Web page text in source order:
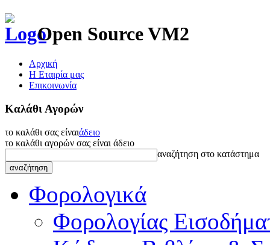
Open Source VM2
Αρχική
Η Εταιρία μας
Επικοινωνία
Καλάθι Αγορών
το καλάθι σας είναιάδειο
το καλάθι αγορών σας είναι άδειο
αναζήτηση στο κατάστημα
Φορολογικά
Φορολογίας